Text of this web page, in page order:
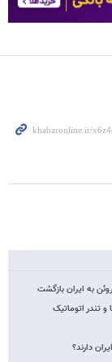
به ایران بازگشت
تندر اتوماتیک
دارند؟